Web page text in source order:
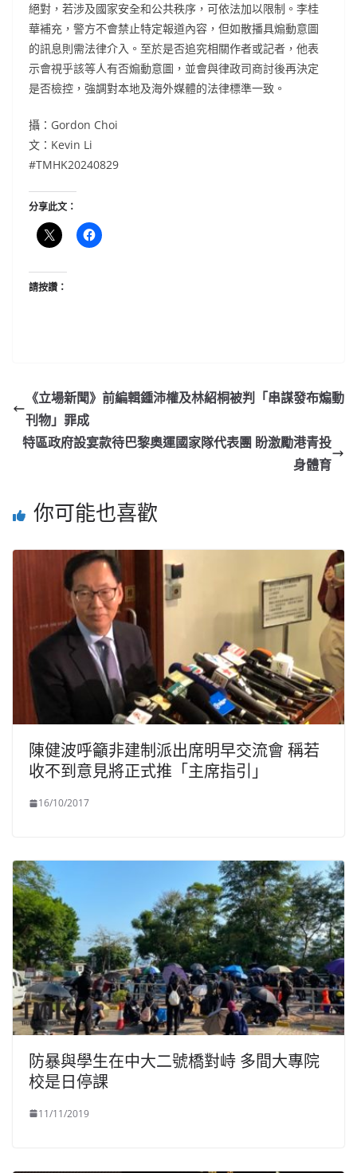
絕對，若涉及國家安全和公共秩序，可依法加以限制。李桂
華補充，警方不會禁止特定報道內容，但如散播具煽動意圖
的訊息則需法律介入。至於是否追究相關作者或記者，他表
示會視乎該等人有否煽動意圖，並會與律政司商討後再決定
是否檢控，強調對本地及海外媒體的法律標準一致。
攝：Gordon Choi
文：Kevin Li
#TMHK20240829
分享此文：
請按讚：
《立場新聞》前編輯鍾沛權及林紹桐被判「串謀發布煽動
刊物」罪成
特區政府設宴款待巴黎奧運國家隊代表團 盼激勵港青投
身體育
你可能也喜歡
陳健波呼籲非建制派出席明早交流會 稱若
收不到意見將正式推「主席指引」
16/10/2017
防暴與學生在中大二號橋對峙 多間大專院
校是日停課
11/11/2019